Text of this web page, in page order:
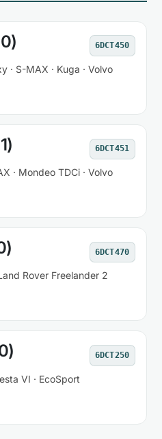
6DCT450
· S-MAX · Kuga · Volvo
6DCT451
· Mondeo TDCi · Volvo
6DCT470
Rover Freelander 2
6DCT250
VI · EcoSport